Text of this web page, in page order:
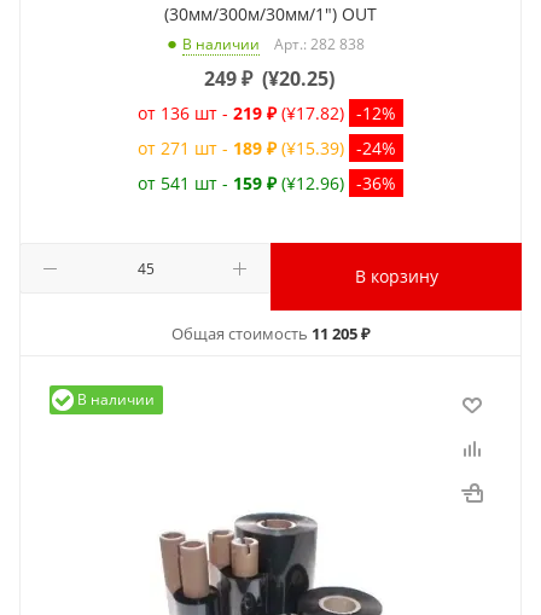
(30мм/300м/30мм/1") OUT
В наличии Арт.: 282 838
249₽ (¥20.25)
от 136 шт - 219 ₽ (¥17.82) -12%
от 271 шт - 189 ₽ (¥15.39) -24%
от 541 шт - 159 ₽ (¥12.96) -36%
В корзину
Общая стоимость 11 205 ₽
В наличии